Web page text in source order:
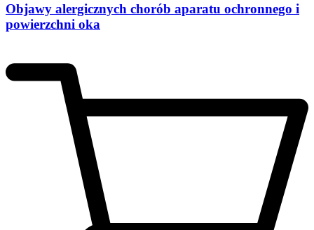
Objawy alergicznych chorób aparatu ochronnego i
powierzchni oka